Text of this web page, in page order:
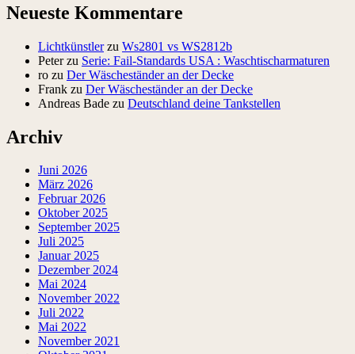
Neueste Kommentare
Lichtkünstlerzu Ws2801 vs WS2812b
Peterzu Serie: Fail-Standards USA : Waschtischarmaturen
ro zu Der Wäscheständer an der Decke
Frank zu Der Wäscheständer an der Decke
Andreas Bade zu Deutschland deine Tankstellen
Archiv
Juni 2026
März 2026
Februar 2026
Oktober 2025
September 2025
Juli 2025
Januar 2025
Dezember 2024
Mai 2024
November 2022
Juli 2022
Mai 2022
November 2021